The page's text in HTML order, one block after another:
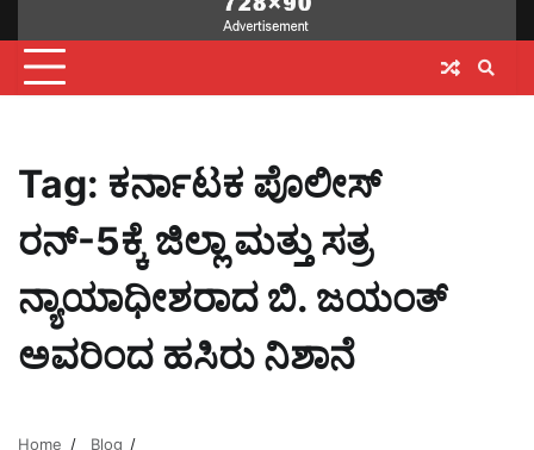
Tag: ಕರ್ನಾಟಕ ಪೊಲೀಸ್
ರನ್-5ಕ್ಕೆ ಜಿಲ್ಲಾ ಮತ್ತು ಸತ್ರ
ನ್ಯಾಯಾಧೀಶರಾದ ಬಿ. ಜಯಂತ್
ಅವರಿಂದ ಹಸಿರು ನಿಶಾನೆ
Home
Blog